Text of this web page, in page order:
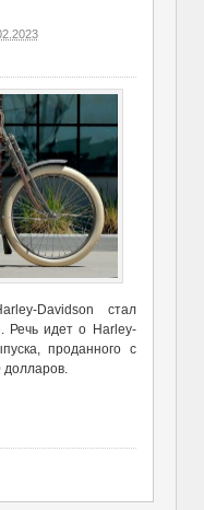
Davidson стал
Речь идет о Harley-
проданного с
долларов.